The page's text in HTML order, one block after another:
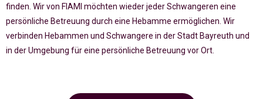
finden. Wir von FIAMI möchten wieder jeder Schwangeren eine
persönliche Betreuung durch eine Hebamme ermöglichen. Wir
verbinden Hebammen und Schwangere in der Stadt Bayreuth und
in der Umgebung für eine persönliche Betreuung vor Ort.